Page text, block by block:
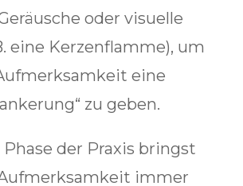
oder visuelle
eine Kerzenflamme), um
eine
zu geben.
Phase der Praxis bringst
immer